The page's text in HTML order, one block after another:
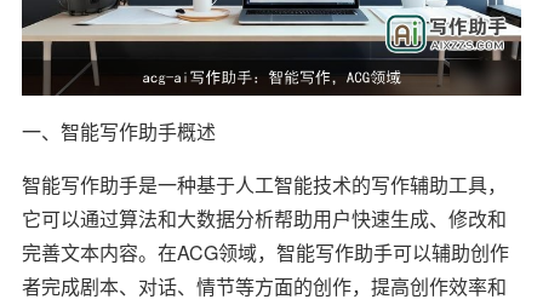
一、智能写作助手概述
智能写作助手是一种基于人工智能技术的写作辅助工具，
它可以通过算法和大数据分析帮助用户快速生成、修改和
完善文本内容。在ACG领域，智能写作助手可以辅助创作
者完成剧本、对话、情节等方面的创作，提高创作效率和